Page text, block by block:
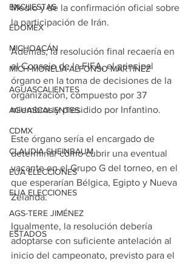
ENCUESTAS
EDOMEX
MICHOACÁN
MICH-MORELIA-ALFONSO MARTÍNEZ
AGUASCALIENTES
AGUASCALIENTES
CDMX
CLAUDIA SHEINBAUM
EUA ELECCIONES
EUA ELECCIONES
AGS-TERE JIMÉNEZ
ESTADOS
Medio y de la confirmación oficial sobre
la participación de Irán.
Además, la resolución final recaería en
el Consejo de la FIFA, el principal
órgano en la toma de decisiones de la
organización, compuesto por 37
miembros y presidido por Infantino.
Este órgano sería el encargado de
determinar cómo cubrir una eventual
vacante en el Grupo G del torneo, en el
que esperarían Bélgica, Egipto y Nueva
Zelanda.
Igualmente, la resolución debería
adoptarse con suficiente antelación al
inicio del campeonato, previsto para el